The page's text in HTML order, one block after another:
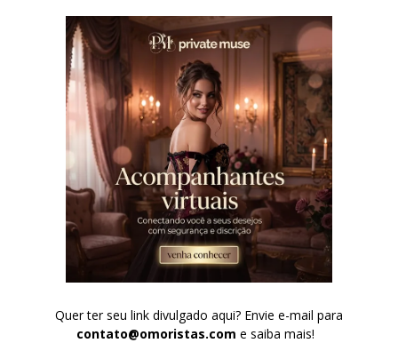
Quer ter seu link divulgado aqui? Envie e-mail para
contato@omoristas.com e saiba mais!